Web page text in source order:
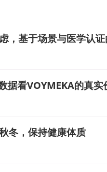
，基于场景与医学认
据看VOYMEKA的真实
冬，保持健康体质